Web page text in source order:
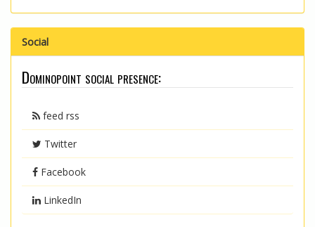
Social
Dominopoint social presence:
feed rss
Twitter
Facebook
LinkedIn